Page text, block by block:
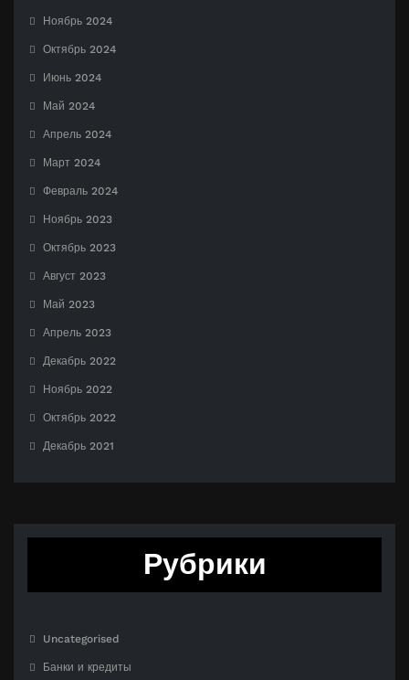
Ноябрь 2024
Октябрь 2024
Июнь 2024
Май 2024
Апрель 2024
Март 2024
Февраль 2024
Ноябрь 2023
Октябрь 2023
Август 2023
Май 2023
Апрель 2023
Декабрь 2022
Ноябрь 2022
Октябрь 2022
Декабрь 2021
Рубрики
Uncategorised
Банки и кредиты